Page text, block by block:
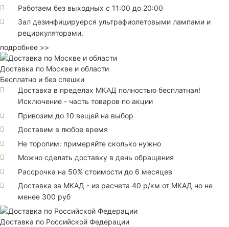
Работаем без выходных с 11:00 до 20:00
Зал дезинфицируерся ультрафиолетовыми лампами и
рециркуляторами.
подробнее >>
Доставка по Москве и области
Бесплатно и без спешки
Доставка в пределах МКАД полностью бесплатная!
Исключение - часть товаров по акции
Привозим до 10 вещей на выбор
Доставим в любое время
Не торопим: примеряйте сколько нужно
Можно сделать доставку в день обращения
Рассрочка на 50% стоимости до 6 месяцев
Доставка за МКАД - из расчета 40 р/км от МКАД но не
менее 300 руб
Доставка по Российской Федерации